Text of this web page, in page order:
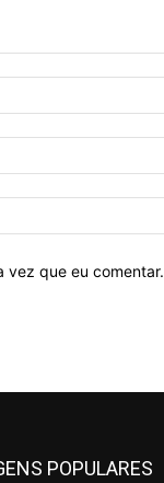
vez que eu comentar.
POPULARES